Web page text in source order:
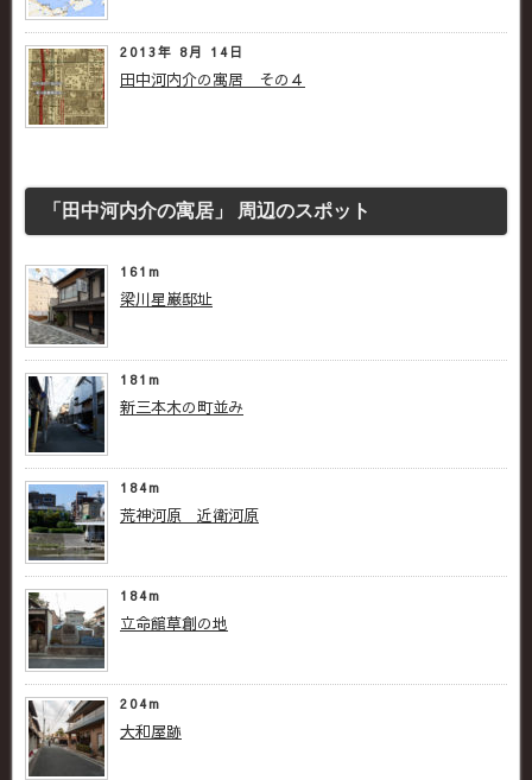
2013年 8月 14日
田中河内介の寓居 その４
「田中河内介の寓居」 周辺のスポット
161m
梁川星巌邸址
181m
新三本木の町並み
184m
荒神河原 近衛河原
184m
立命館草創の地
204m
大和屋跡